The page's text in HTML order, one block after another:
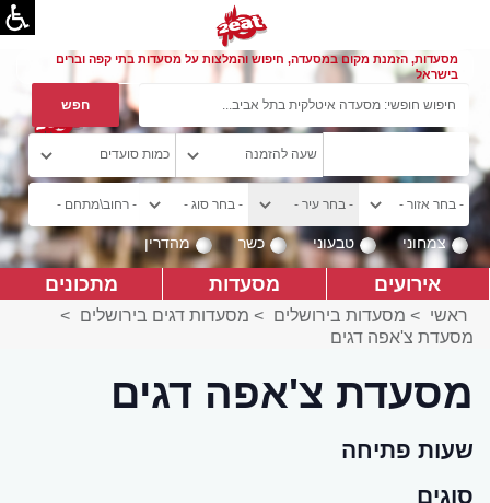
מסעדות, הזמנת מקום במסעדה, חיפוש והמלצות על מסעדות בתי קפה וברים
בישראל
צמחוני טבעוני כשר מהדרין
אירועים מסעדות מתכונים
ראשי > מסעדות בירושלים > מסעדות דגים בירושלים >
מסעדת צ'אפה דגים
מסעדת צ'אפה דגים
שעות פתיחה
סוגים